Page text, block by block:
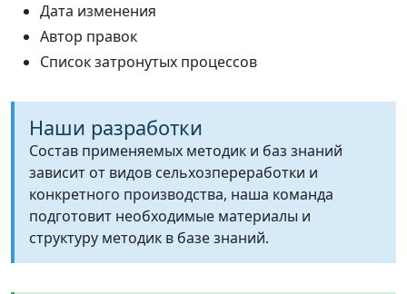
Дата изменения
Автор правок
Список затронутых процессов
Наши разработки
Состав применяемых методик и баз знаний
зависит от видов сельхозпереработки и
конкретного производства, наша команда
подготовит необходимые материалы и
структуру методик в базе знаний.